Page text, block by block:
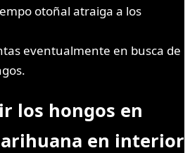
otoñal atraiga a los
eventualmente en busca de
los hongos en
en interior